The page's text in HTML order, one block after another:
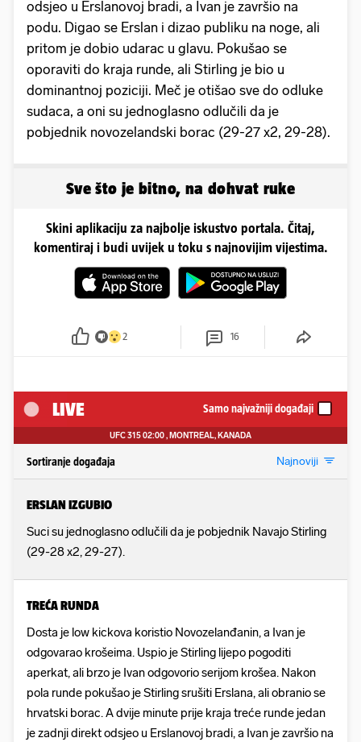
odsjeo u Erslanovoj bradi, a Ivan je završio na
podu. Digao se Erslan i dizao publiku na noge, ali
pritom je dobio udarac u glavu. Pokušao se
oporaviti do kraja runde, ali Stirling je bio u
dominantnoj poziciji. Meč je otišao sve do odluke
sudaca, a oni su jednoglasno odlučili da je
pobjednik novozelandski borac (29-27 x2, 29-28).
Sve što je bitno, na dohvat ruke
Skini aplikaciju za najbolje iskustvo portala. Čitaj,
komentiraj i budi uvijek u toku s najnovijim vijestima.
2 16
LIVE Samo najvažniji događaji
UFC 31502:00, MONTREAL, KANADA
Sortiranje događaja Najnoviji
ERSLAN IZGUBIO
Suci su jednoglasno odlučili da je pobjednik Navajo Stirling
(29-28 x2, 29-27).
TREĆA RUNDA
Dosta je low kickova koristio Novozelanđanin, a Ivan je
odgovarao krošeima. Uspio je Stirling lijepo pogoditi
aperkat, ali brzo je Ivan odgovorio serijom krošea. Nakon
pola runde pokušao je Stirling srušiti Erslana, ali obranio se
hrvatski borac. A dvije minute prije kraja treće runde jedan
je zadnji direkt odsjeo u Erslanovoj bradi, a Ivan je završio na